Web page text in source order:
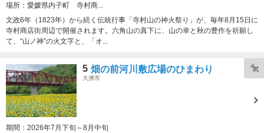
場所： 愛媛県内子町 寺村商...
文政6年（1823年）から続く伝統行事「寺村山の神火祭り」が、毎年8月15日に
寺村商店街周辺で開催されます。六角山の真下に、山の幸と秋の豊作を祈願し
て、“山ノ神”の火文字と、「オ...
5 畑の前河川敷広場のひまわり
大洲市
期間： 2026年7月下旬～8月中旬